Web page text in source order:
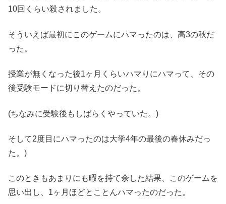
10回くらい殺されました。
そういえば最初にこのゲームにハマったのは、高3の秋だ
った。
授業が無くなった後1ヶ月くらいハマりにハマって、その
後受験モードに切り替えたのだった。
(ちなみに受験後もしばらくやっていた。)
そして2度目にハマったのは大学4年の最後の春休みだっ
た。)
このときもあまりにも暇を持て余した結果、このゲームを
思い出し、1ヶ月ほどとことんハマったのだった。